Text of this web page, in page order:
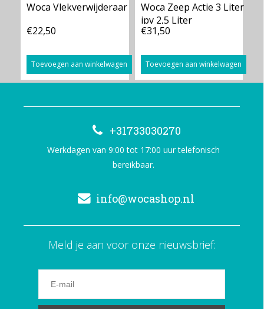
Woca Vlekverwijderaar
€22,50
Toevoegen aan winkelwagen
Woca Zeep Actie 3 Liter
ipv 2,5 Liter
€31,50
Toevoegen aan winkelwagen
+31733030270
Werkdagen van 9:00 tot 17:00 uur telefonisch
bereikbaar.
info@wocashop.nl
Meld je aan voor onze nieuwsbrief: